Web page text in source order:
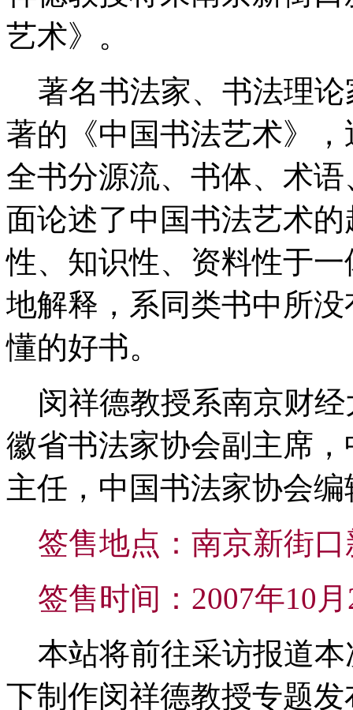
艺术》。
著名书法家、书法理论
著的《中国书法艺术》
全书分源流、书体、术
面论述了中国书法艺术
性、知识性、资料性于
地解释，系同类书中所
懂的好书。
闵祥德教授系南京财经
徽省书法家协会副主席
主任，中国书法家协会
签售地点：南京新街口
签售时间：2007年10
本站将前往采访报道本
下制作闵祥德教授专题